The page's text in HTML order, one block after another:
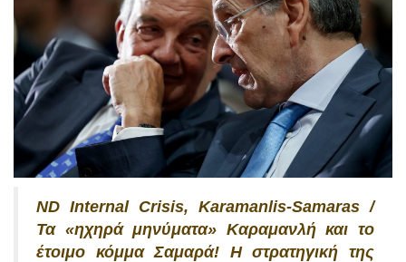
ND Internal Crisis, Karamanlis-Samaras /
Τα «ηχηρά μηνύματα» Καραμανλή και το
έτοιμο κόμμα Σαμαρά! Η στρατηγική της